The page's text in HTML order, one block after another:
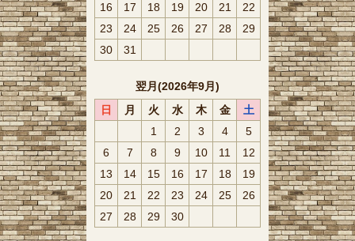
16
17 18 19 20 21
22
23
24 25 26 27 28
29
30
31
翌月(2026年9月)
日
月 火 水 木 金
土
1
2 3 4
5
6
7 8 9 10 11
12
13
14 15 16 17 18
19
20
21 22 23 24 25
26
27
28 29 30